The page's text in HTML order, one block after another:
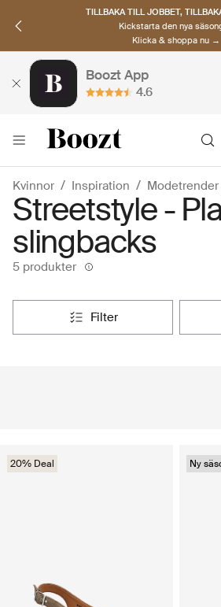
TILLBAKA TILL JOBBET,
Kickstarta den nya
Klicka & shoppa nu →
Boozt App
4.6
Kvinnor Inspiration Modetrender
Streetstyle -
slingbacks
5 produkter
filter
20% Deal Ny